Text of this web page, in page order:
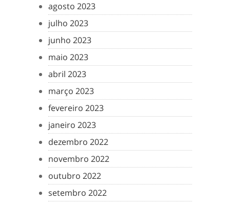
agosto 2023
julho 2023
junho 2023
maio 2023
abril 2023
março 2023
fevereiro 2023
janeiro 2023
dezembro 2022
novembro 2022
outubro 2022
setembro 2022